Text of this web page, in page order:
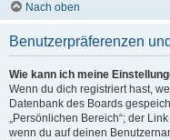
Nach oben
Benutzerpräferenzen
Wie kann ich meine
Wenn du dich registriert hast,
Datenbank des Boards
„Persönlichen Bereich“; der
wenn du auf deinen